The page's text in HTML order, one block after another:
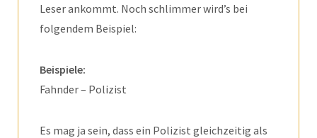
Leser ankommt. Noch schlimmer wird’s bei
folgendem Beispiel:
Beispiele:
Fahnder – Polizist
Es mag ja sein, dass ein Polizist gleichzeitig als